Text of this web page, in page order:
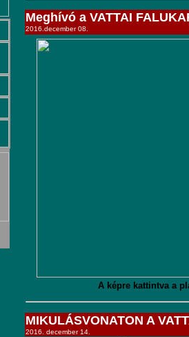
Meghívó a VATTAI
2016.december 08.
A képre kattintva a
MIKULÁSVONATON A
2016. december 14.